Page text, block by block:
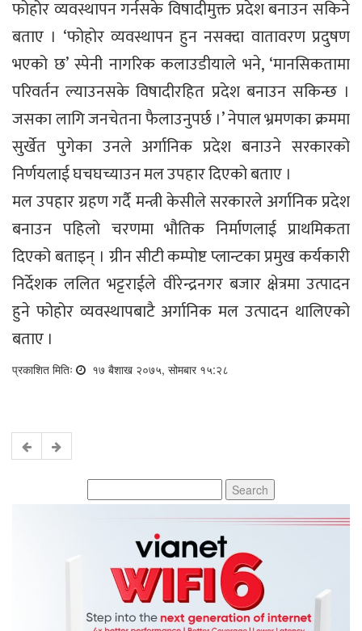
फोहोर व्यवस्थापन गर्नसके विषादीमुक्त प्रदेश बनाउन सकिने
बताए । ‘फोहोर व्यवस्थापन हुन नसक्दा वातावरण प्रदुषण
भएको छ’ स्पेनी नागरिक कलाउडीयाले भने, ‘मानसिकतामा
परिवर्तन ल्याउनसके विषादीरहित प्रदेश बनाउन सकिन्छ ।
जसका लागि जनचेतना फैलाउनुपर्छ ।’ नेपाल भ्रमणका क्रममा
सुर्खेत पुगेका उनले अर्गानिक प्रदेश बनाउने सरकारको
निर्णयलाई घचघच्याउन मल उपहार दिएको बताए ।
मल उपहार ग्रहण गर्दै मन्त्री केसीले सरकारले अर्गानिक प्रदेश
बनाउन पहिलो चरणमा भौतिक निर्माणलाई प्राथमिकता
दिएको बताइन् । ग्रीन सीटी कम्पोष्ट प्लान्टका प्रमुख कर्यकारी
निर्देशक ललित भट्टराईले वीरेन्द्रनगर बजार क्षेत्रमा उत्पादन
हुने फोहोर व्यवस्थापबाटै अर्गानिक मल उत्पादन थालिएको
बताए ।
प्रकाशित मितिः १७ बैशाख २०७५, सोमबार १५:२८
for: